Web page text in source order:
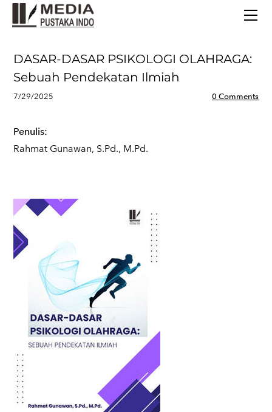
DASAR-DASAR PSIKOLOGI OLAHRAGA:
Sebuah Pendekatan Ilmiah
7/29/2025 0 Comments
Penulis:
Rahmat Gunawan, S.Pd., M.Pd.